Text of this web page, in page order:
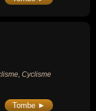
3 sur les 4
en une
Cyclisme
Tombe ►